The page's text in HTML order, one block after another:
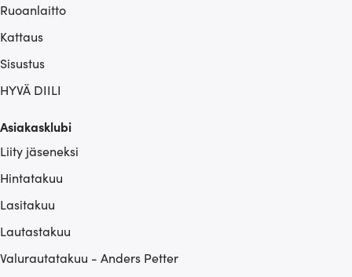
Ruoanlaitto
Kattaus
Sisustus
HYVÄ DIILI
Asiakasklubi
Liity jäseneksi
Hintatakuu
Lasitakuu
Lautastakuu
Valurautatakuu - Anders Petter